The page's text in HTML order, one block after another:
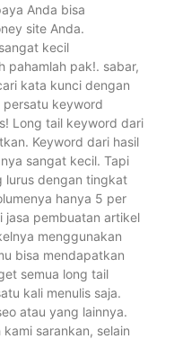
Anda bisa
site Anda.
kecil
pahamlah pak!. sabar,
kata kunci dengan
persatu keyword
Long tail keyword dari
Keyword dari hasil
sangat kecil. Tapi
lurus dengan tingkat
hanya 5 per
jasa pembuatan artikel
menggunakan
bisa mendapatkan
semua long tail
kali menulis saja.
atau yang lainnya.
kami sarankan, selain